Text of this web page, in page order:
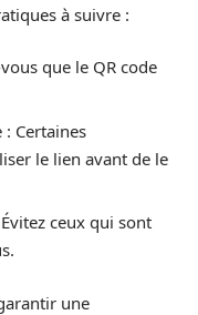
à suivre :
que le QR code
Certaines
le lien avant de le
ceux qui sont
une